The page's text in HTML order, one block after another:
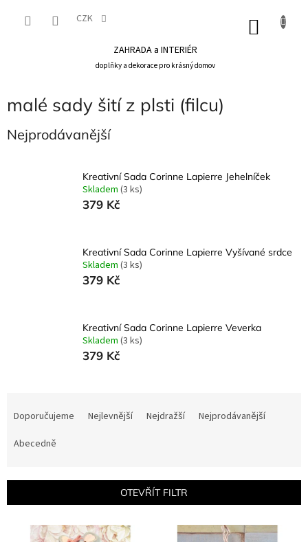
CZK
ZAHRADA a INTERIÉR
doplňky a dekorace pro krásný domov
malé sady šití z plsti (filcu)
Nejprodávanější
Kreativní Sada Corinne Lapierre Jehelníček
Skladem (3 ks)
379 Kč
Kreativní Sada Corinne Lapierre Vyšívané srdce
Skladem (3 ks)
379 Kč
Kreativní Sada Corinne Lapierre Veverka
Skladem (3 ks)
379 Kč
a
r
Doporučujeme Nejlevnější Nejdražší
Nejprodávanější
Abecedně
OTEVŘÍT FILTR